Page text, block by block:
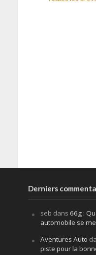
Derniers
seb dans 66g :
automobile se
Aventures Auto
piste pour la